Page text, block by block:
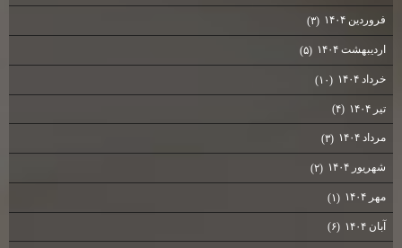
فروردین ۱۴۰۴ (۳)
اردیبهشت ۱۴۰۴ (۵)
خرداد ۱۴۰۴ (۱۰)
تیر ۱۴۰۴ (۴)
مرداد ۱۴۰۴ (۳)
شهریور ۱۴۰۴ (۲)
مهر ۱۴۰۴ (۱)
آبان ۱۴۰۴ (۶)